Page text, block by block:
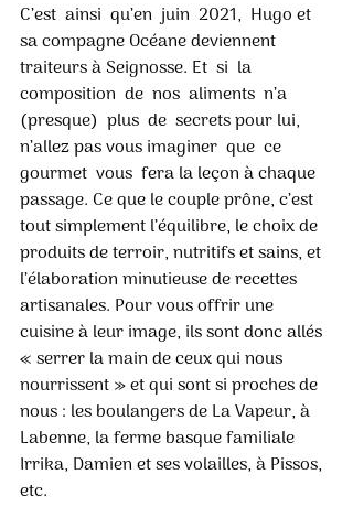
C’est  ainsi  qu’en  juin  2021,  Hugo et
sa compagne Océane deviennent
traiteurs à Seignosse. Et  si  la
composition  de  nos  aliments  n’a
(presque)  plus  de  secrets pour lui,
n’allez pas vous imaginer  que  ce
gourmet  vous  fera la leçon à chaque
passage. Ce que le couple prône, c’est
tout simplement l’équilibre, le choix de
produits de terroir, nutritifs et sains, et
l’élaboration minutieuse de recettes
artisanales. Pour vous offrir une
cuisine à leur image, ils sont donc allés
« serrer la main de ceux qui nous
nourrissent » et qui sont si proches de
nous : les boulangers de La Vapeur, à
Labenne, la ferme basque familiale
Irrika, Damien et ses volailles, à Pissos,
etc.